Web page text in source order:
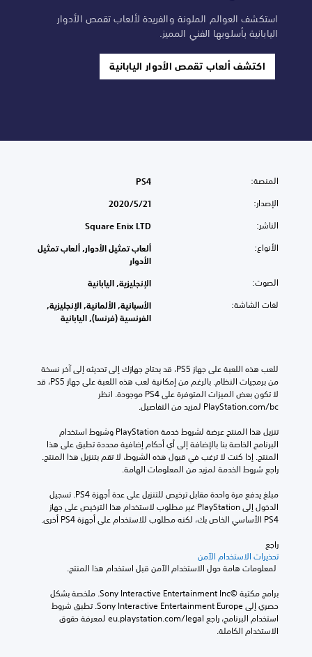
استكشف العوالم الملونة والفريدة لألعاب تقمص الأدوار
اليابانية بأسلوبها الفني المميز.
اكتشف ألعاب تقمص الأدوار اليابانية
المنصة: PS4
الإصدار: 21‏/5‏/2020
الناشر: Square Enix LTD
الأنواع:
ألعاب تمثيل الأدوار, ألعاب تمثيل
الأدوار
الصوت: الإنجليزية, اليابانية
لغات الشاشة:
الأسبانية, الألمانية, الإنجليزية,
الفرنسية (فرنسا), اليابانية
للعب هذه اللعبة على جهاز PS5، قد يحتاج جهازك إلى تحديثه إلى آخر نسخة
من برمجيات النظام. بالرغم من إمكانية لعب هذه اللعبة على جهاز PS5، قد
لا تكون بعض الميزات المتوفرة على PS4 موجودة. انظر
‎PlayStation.com/bc لمزيد من التفاصيل.
تنزيل هذا المنتج عرضة لشروط خدمة‫ PlayStation وشروط استخدام
البرنامج الخاصة بنا بالإضافة إلى أي أحكام إضافية محددة تطبق على هذا
المنتج. إذا كنت لا ترغب في قبول هذه الشروط، لا تقم بتنزيل هذا المنتج.
راجع شروط الخدمة لمزيد من المعلومات الهامة.
مبلغ يدفع مرة واحدة مقابل ترخيص للتنزيل على عدة أجهزة PS4. تسجيل
الدخول إلى PlayStation غير مطلوب لاستخدام هذا الترخيص على جهاز
PS4 الأساسي الخاص بك، لكنه مطلوب للاستخدام على أجهزة PS4 أخرى.
راجع
تحذيرات الاستخدام الآمن
برامج مكتبة ©Sony Interactive Entertainment Inc. ملخصة بشكل
حصري إلى Sony Interactive Entertainment Europe. تطبق شروط
استخدام البرنامج، راجع eu.playstation.com/legal لمعرفة حقوق
الاستخدام الكاملة.